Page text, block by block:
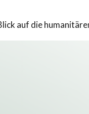
auf die